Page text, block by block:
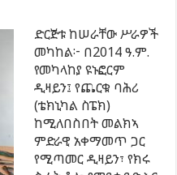
ድርጅቱ ከሠራቸው ሥራዎች
መካከል፦ በ2014 ዓ.ም.
የመካላከያ ዩኑፎርም
ዲዛይን፤ የጨርቁ ባሕሪ
(ቴክኒካል ስፔክ)
ከሚለበስበት መልክኣ
ምድራዊ አቀማመጥ ጋር
የሚጣመር ዲዛይን፣ የክሩ